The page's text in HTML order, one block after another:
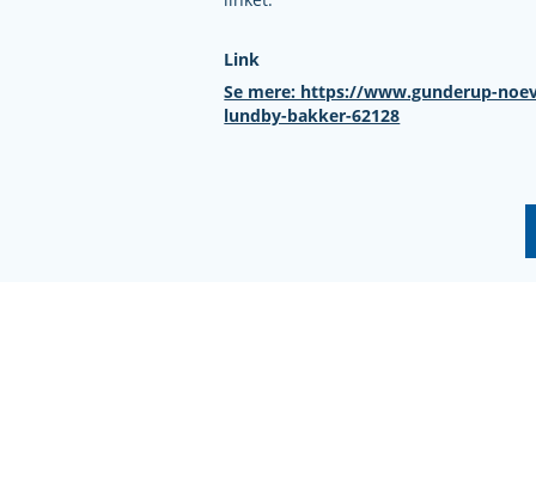
Link
Se mere: https://www.gunderup-
lundby-bakker-62128